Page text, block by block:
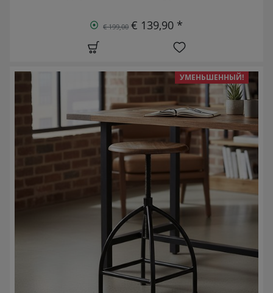
€ 199,00 € 139,90 *
УМЕНЬШЕННЫЙ!